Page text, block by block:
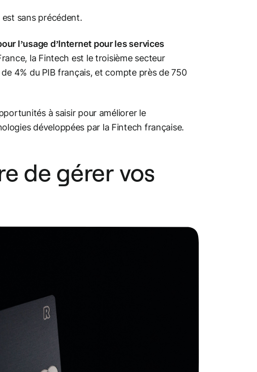
sans précédent.
l’usage d’Internet pour les services
la Fintech est le troisième secteur
4% du PIB français, et compte près de 750
à saisir pour améliorer le
développées par la Fintech française.
de gérer vos